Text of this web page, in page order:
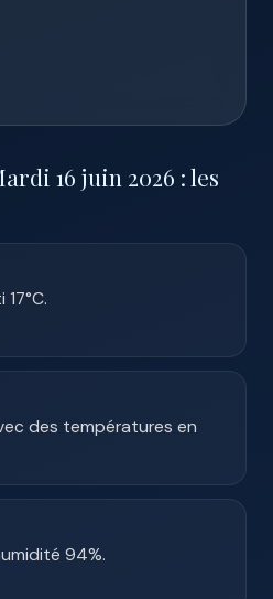
16 juin 2026 : les
des températures en
94%.